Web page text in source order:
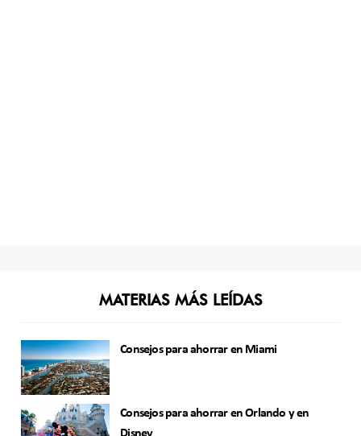
MATERIAS MÁS LEÍDAS
Consejos para ahorrar en Miami
Consejos para ahorrar en Orlando y en